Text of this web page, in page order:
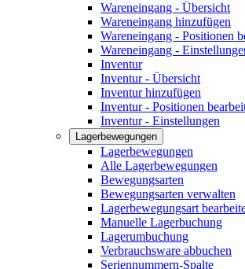
Wareneingang - Übersicht
Wareneingang hinzufügen
Wareneingang - Positionen
Wareneingang -
Inventur
Inventur - Übersicht
Inventur hinzufügen
Inventur - Positionen
Inventur - Einstellungen
Lagerbewegungen
Lagerbewegungen
Alle Lagerbewegungen
Bewegungsarten
Bewegungsarten verwalten
Lagerbewegungsart
Manuelle Lagerbuchung
Lagerumbuchung
Verbrauchsware abbuchen
Seriennummern-Spalte